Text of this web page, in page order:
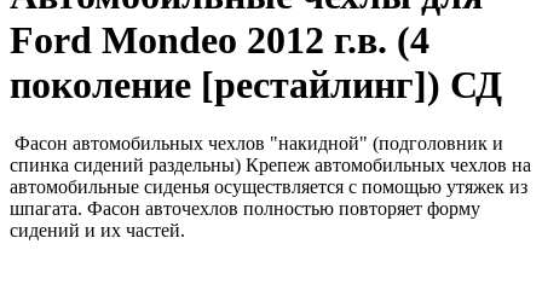
Ford Mondeo 2012 г.в. (4
поколение [рестайлинг]) СД
Фасон автомобильных чехлов "накидной" (подголовник и
спинка сидений раздельны) Крепеж автомобильных чехлов на
автомобильные сиденья осуществляется с помощью утяжек из
шпагата. Фасон авточехлов полностью повторяет форму
сидений и их частей.